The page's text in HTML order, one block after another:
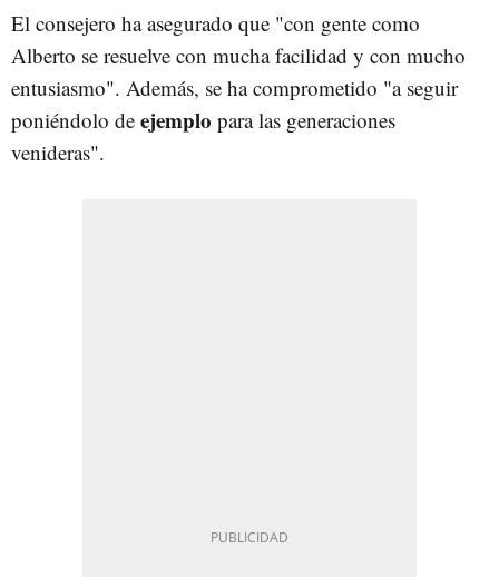
El consejero ha asegurado que "con gente como
Alberto se resuelve con mucha facilidad y con mucho
entusiasmo". Además, se ha comprometido "a seguir
poniéndolo de ejemplo para las generaciones
venideras".